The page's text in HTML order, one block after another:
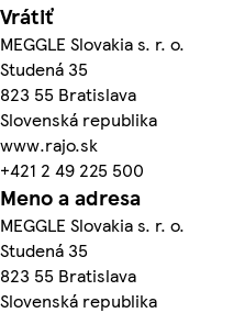
Vrátiť
MEGGLE Slovakia s. r. o.
Studená 35
823 55 Bratislava
Slovenská republika
www.rajo.sk
+421 2 49 225 500
Meno a adresa
MEGGLE Slovakia s. r. o.
Studená 35
823 55 Bratislava
Slovenská republika